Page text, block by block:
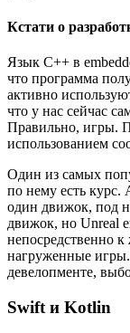
Кстати о
Язык С++ в
что программа
активно
что у нас сейчас
Правильно, игры.
использованием
Один из самых
по нему есть курс.
один движок, под
движок, но Unreal
непосредственно к
нагруженные игры.
девелопменте,
Swift и Kotlin